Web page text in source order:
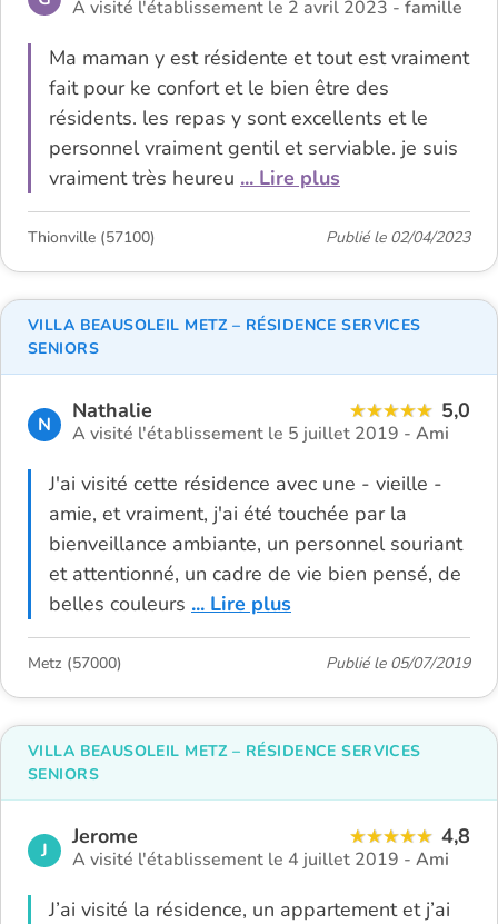
A visité l'établissement le 2 avril 2023 - famille
Ma maman y est résidente et tout est vraiment
fait pour ke confort et le bien être des
résidents. les repas y sont excellents et le
personnel vraiment gentil et serviable. je suis
vraiment très heureu ... Lire plus
Thionville (57100) Publié le 02/04/2023
N
Nathalie 5,0
A visité l'établissement le 5 juillet 2019 - Ami
J'ai visité cette résidence avec une - vieille -
amie, et vraiment, j'ai été touchée par la
bienveillance ambiante, un personnel souriant
et attentionné, un cadre de vie bien pensé, de
belles couleurs ... Lire plus
VILLA BEAUSOLEIL METZ – RÉSIDENCE SERVICES
SENIORS
Metz (57000) Publié le 05/07/2019
J
Jerome 4,8
A visité l'établissement le 4 juillet 2019 - Ami
J’ai visité la résidence, un appartement et j’ai
VILLA BEAUSOLEIL METZ – RÉSIDENCE SERVICES
SENIORS